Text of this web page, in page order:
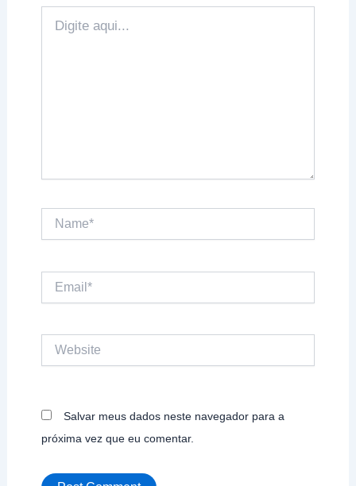
aqui...
Website
Salvar meus dados neste navegador para a
próxima vez que eu comentar.